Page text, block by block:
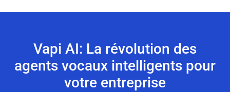
Vapi AI: La révolution des
agents vocaux intelligents pour
votre entreprise